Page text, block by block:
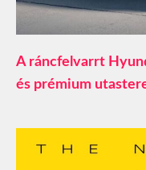
A ráncfelvarrt
és prémium